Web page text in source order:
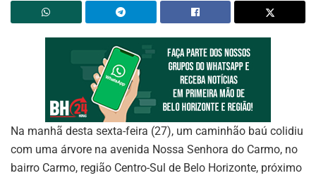
Na manhã desta sexta-feira (27), um caminhão baú colidiu
com uma árvore na avenida Nossa Senhora do Carmo, no
bairro Carmo, região Centro-Sul de Belo Horizonte, próximo